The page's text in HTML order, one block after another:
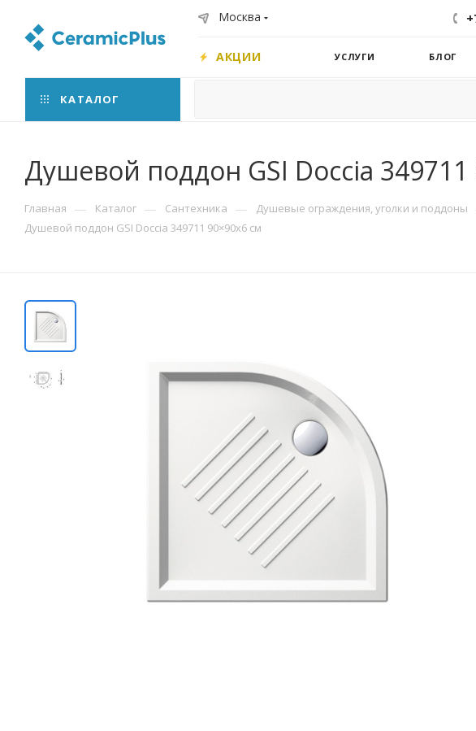
Москва
АКЦИИ УСЛУГИ БЛОГ
КАТАЛОГ
Душевой поддон GSI Doccia 349711
Главная — Каталог — Сантехника — Душевые ограждения, уголки и поддоны
Душевой поддон GSI Doccia 349711 90×90x6 см